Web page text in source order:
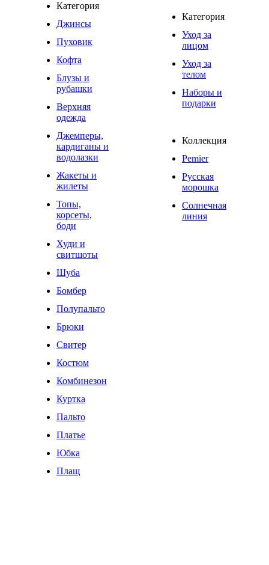
Категория
Джинсы
Пуховик
Кофта
Блузы и
рубашки
Верхняя
одежда
Джемперы,
кардиганы и
водолазки
Жакеты и
жилеты
Топы,
корсеты,
боди
Худи и
свитшоты
Шуба
Бомбер
Полупальто
Брюки
Свитер
Костюм
Комбинезон
Куртка
Пальто
Платье
Юбка
Плащ
Категория
Уход за
лицом
Уход за
телом
Наборы и
подарки
Коллекция
Pemier
Русская
морошка
Солнечная
линия